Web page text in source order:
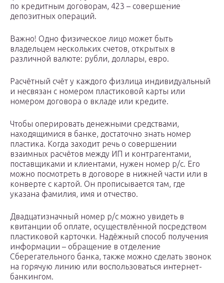
по кредитным договорам, 423 – совершение
депозитных операций.
Важно! Одно физическое лицо может быть
владельцем нескольких счетов, открытых в
различной валюте: рубли, доллары, евро.
Расчётный счёт у каждого физлица индивидуальный
и несвязан с номером пластиковой карты или
номером договора о вкладе или кредите.
Чтобы оперировать денежными средствами,
находящимися в банке, достаточно знать номер
пластика. Когда заходит речь о совершении
взаимных расчётов между ИП и контрагентами,
поставщиками и клиентами, нужен номер р/с. Его
можно посмотреть в договоре в нижней части или в
конверте с картой. Он прописывается там, где
указана фамилия, имя и отчество.
Двадцатизначный номер р/с можно увидеть в
квитанции об оплате, осуществлённой посредством
пластиковой карточки. Надёжный способ получения
информации – обращение в отделение
Сберегательного банка, также можно сделать звонок
на горячую линию или воспользоваться интернет-
банкингом.